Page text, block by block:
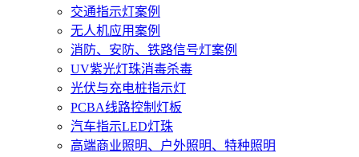
交通指示灯案例
无人机应用案例
消防、安防、铁路信号灯案例
UV紫光灯珠消毒杀毒
光伏与充电桩指示灯
PCBA线路控制灯板
汽车指示LED灯珠
高端商业照明、户外照明、特种照明